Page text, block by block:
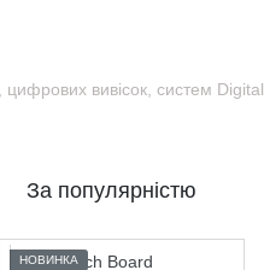
цифрових вивісок, систем
За популярністю
НОВИНКА